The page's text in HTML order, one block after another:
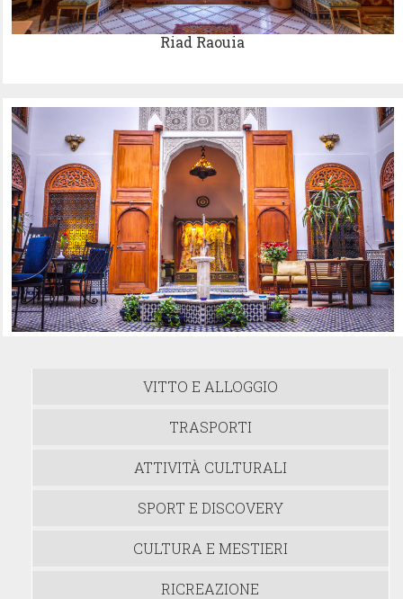
Riad Raouia
VITTO E ALLOGGIO
TRASPORTI
ATTIVITÀ CULTURALI
SPORT E DISCOVERY
CULTURA E MESTIERI
RICREAZIONE